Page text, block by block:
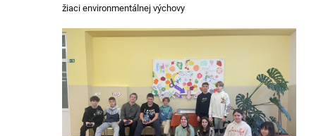
žiaci environmentálnej výchovy